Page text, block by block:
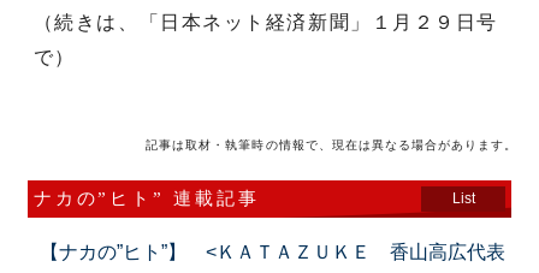
（続きは、「日本ネット経済新聞」１月２９日号
で）
記事は取材・執筆時の情報で、現在は異なる場合があります。
ナカの”ヒト” 連載記事 List
【ナカの”ヒト”】 <ＫＡＴＡＺＵＫＥ 香山高広代表